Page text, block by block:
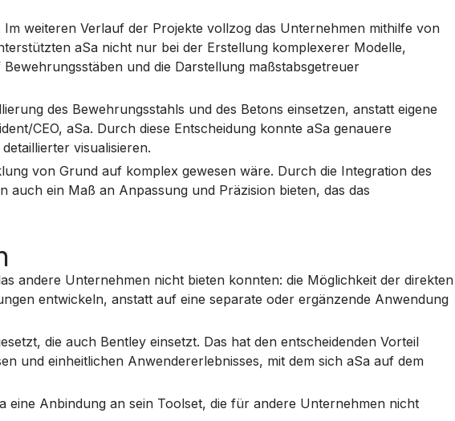
weiteren Verlauf der Projekte vollzog das Unternehmen mithilfe von
aSa nicht nur bei der Erstellung komplexerer Modelle,
und die Darstellung maßstabsgetreuer
des Bewehrungsstahls und des Betons einsetzen, anstatt eigene
CEO, aSa. Durch diese Entscheidung konnte aSa genauere
visualisieren.
von Grund auf komplex gewesen wäre. Durch die Integration des
ein Maß an Anpassung und Präzision bieten, das das
andere Unternehmen nicht bieten konnten: die Möglichkeit der direkten
entwickeln, anstatt auf eine separate oder ergänzende Anwendung
die auch Bentley einsetzt. Das hat den entscheidenden Vorteil
und einheitlichen Anwendererlebnisses, mit dem sich aSa auf dem
eine Anbindung an sein Toolset, die für andere Unternehmen nicht